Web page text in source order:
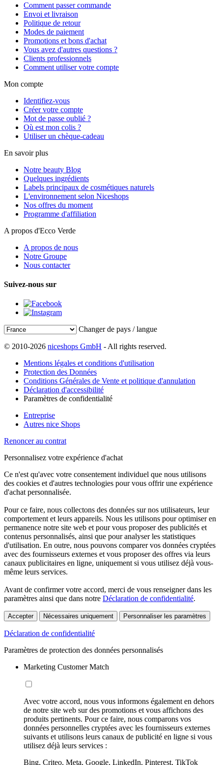
Comment passer commande
Envoi et livraison
Politique de retour
Modes de paiement
Promotions et bons d'achat
Vous avez d'autres questions ?
Clients professionnels
Comment utiliser votre compte
Mon compte
Identifiez-vous
Créer votre compte
Mot de passe oublié ?
Où est mon colis ?
Utiliser un chèque-cadeau
En savoir plus
Notre beauty Blog
Quelques ingrédients
Labels principaux de cosmétiques naturels
L'environnement selon Niceshops
Nos offres du moment
Programme d'affiliation
A propos d'Ecco Verde
A propos de nous
Notre Groupe
Nous contacter
Suivez-nous sur
Changer de pays / langue
© 2010-2026 niceshops GmbH - All rights reserved.
Mentions légales et conditions d'utilisation
Protection des Données
Conditions Générales de Vente et politique d'annulation
Déclaration d'accessibilité
Paramètres de confidentialité
Entreprise
Autres nice Shops
Renoncer au contrat
Personnalisez votre expérience d'achat
Ce n'est qu'avec votre consentement individuel que nous utilisons
des cookies et d'autres technologies pour vous offrir une expérience
d'achat personnalisée.
Pour ce faire, nous collectons des données sur nos utilisateurs, leur
comportement et leurs appareils. Nous les utilisons pour optimiser en
permanence notre site web et pour vous proposer des publicités et
contenus personnalisés, ainsi que pour analyser les statistiques
d'utilisation. En outre, nous pouvons comparer vos données cryptées
avec des fournisseurs externes et vous proposer des offres via leurs
canaux publicitaires en ligne, uniquement si vous utilisez déjà vous-
même leurs services.
Avant de confirmer votre accord, merci de vous renseigner dans les
paramètres ainsi que dans notre Déclaration de confidentialité.
Accepter Nécessaires uniquement Personnaliser les paramètres
Déclaration de confidentialité
Paramètres de protection des données personnalisés
Marketing Customer Match
Avec votre accord, nous vous informons également en dehors
de notre site web sur des promotions et vous affichons des
produits pertinents. Pour ce faire, nous comparons vos
données personnelles cryptées avec les fournisseurs externes
suivants et utilisons leurs canaux de publicité en ligne si vous
utilisez déjà leurs services :
Bing, Criteo, Meta, Google, LinkedIn, Pinterest, TikTok